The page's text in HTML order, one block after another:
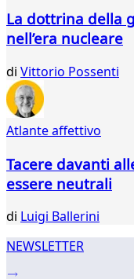
La dottrina della
nell’era nucleare
di Vittorio Possenti
Atlante affettivo
Tacere davanti
essere neutrali
di Luigi Ballerini
NEWSLETTER